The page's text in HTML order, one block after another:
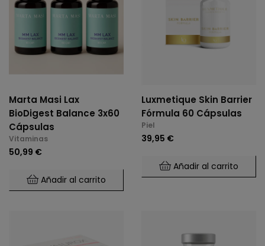
Marta Masi Lax
BioDigest Balance 3x60
Cápsulas
Vitaminas
50,99 €
Añadir al carrito
Luxmetique Skin Barrier
Fórmula 60 Cápsulas
Piel
39,95 €
Añadir al carrito